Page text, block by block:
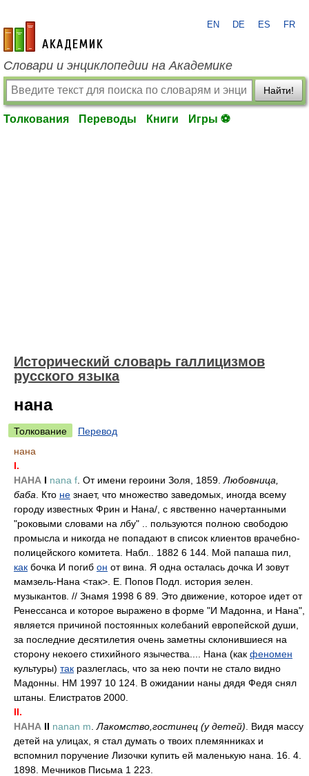
academic.ru
EN DE ES FR
Словари и энциклопедии на Академике
Найти!
Толкования Переводы Книги Игры ⚽
Исторический словарь галлицизмов
русского языка
нана
Толкование
Перевод
нана
I.
НАНА I nana f . От имени героини Золя, 1859. Любовница,
баба . Кто не знает, что множество заведомых, иногда всему
городу известных Фрин и Нана/ , с явственно начертанными
"роковыми словами на лбу" .. пользуются полною свободою
промысла и никогда не попадают в список клиентов врачебно-
полицейского комитета. Набл.. 1882 6 144. Мой папаша пил,
как бочка И погиб он от вина. Я одна осталась дочка И зовут
мамзель-Нана <так>. Е. Попов Подл. история зелен.
музыкантов. // Знамя 1998 6 89. Это движение, которое идет от
Ренессанса и которое выражено в форме "И Мадонна, и Нана",
является причиной постоянных колебаний европейской души,
за последние десятилетия очень заметны склонившиеся на
сторону некоего стихийного язычества.... Нана (как феномен
культуры) так разлеглась, что за нею почти не стало видно
Мадонны. НМ 1997 10 124. В ожидании наны дядя Федя снял
штаны. Елистратов 2000.
II.
НАНА II nanan m Лакомство,гостинец (у детей) . Видя массу
детей на улицах, я стал думать о твоих племянниках и
вспомнил поручение Лизочки купить ей маленькую нана. 16. 4.
1898. Мечников Письма 1 223.